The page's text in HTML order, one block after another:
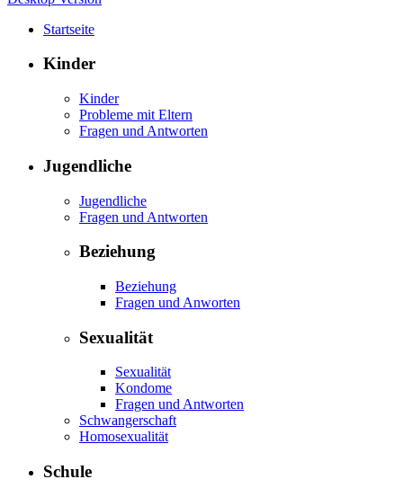
Startseite
Kinder
Kinder
Probleme mit Eltern
Fragen und Antworten
Jugendliche
Jugendliche
Fragen und Antworten
Beziehung
Beziehung
Fragen und Anworten
Sexualität
Sexualität
Kondome
Fragen und Antworten
Schwangerschaft
Homosexualität
Schule